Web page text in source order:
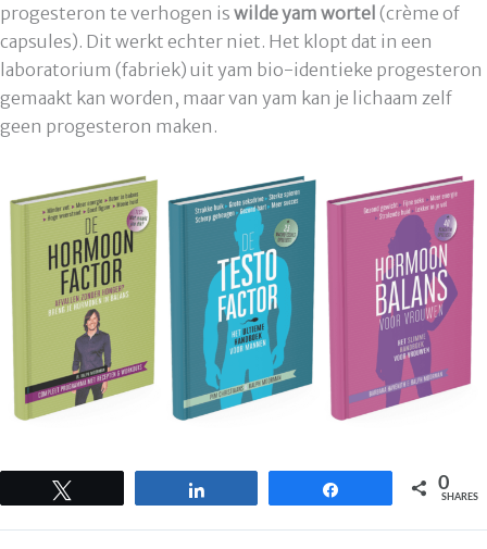
progesteron te verhogen is wilde yam wortel (crème of
capsules). Dit werkt echter niet. Het klopt dat in een
laboratorium (fabriek) uit yam bio-identieke progesteron
gemaakt kan worden, maar van yam kan je lichaam zelf
geen progesteron maken.
0
SHARES